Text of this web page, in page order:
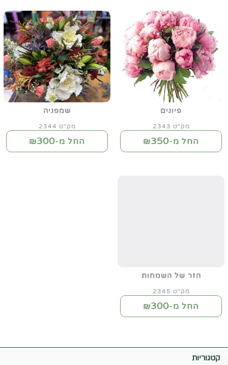
פיונים
מק"ט 2343
החל מ-₪350
שמפניה
מק"ט 2344
החל מ-₪300
הזר של השמחות
מק"ט 2345
החל מ-₪300
קטגוריות